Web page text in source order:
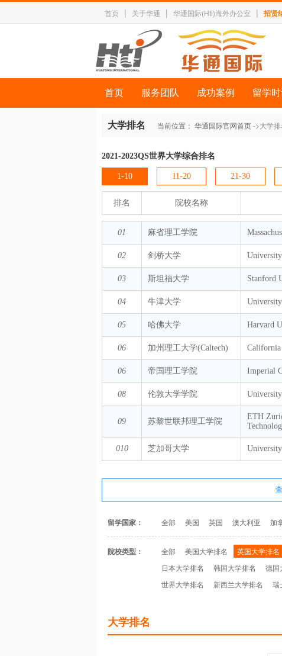
首页 | 关于华通 | 华通国际(Hti)海外办公室 | 招贤
首页 服务团队 成功案例 留学
大学排名 当前位置： 华通国际官网首页->大学排
2021-2023QS世界大学综合排名
1-10 11-20 21-30
排名 院校名称
01 麻省理工学院
02 剑桥大学
03 斯坦福大学 Stanford
04 牛津大学
05 哈佛大学 Harvard
06 加州理工大学(Caltech)
06 帝国理工学院 Imperial
08 伦敦大学学院
09 苏黎世联邦理工学院
ETH
010 芝加哥大学
留学国家： 全部 美国 英国 澳大利亚 加
院校类型： 全部 美国大学排名 英国大学排名
日本大学排名
韩国大学排名 德国
世界大学排名
新西兰大学排名 瑞
大学排名